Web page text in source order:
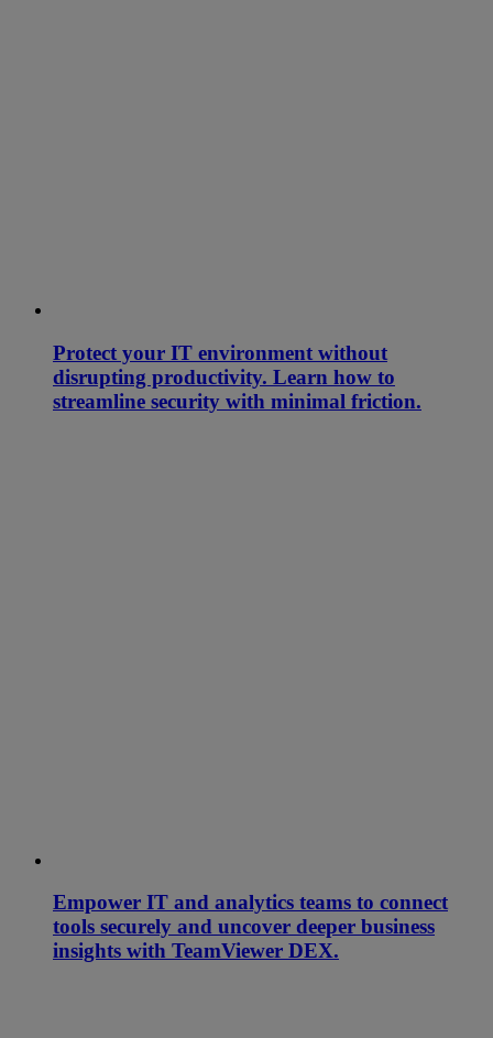
Protect your IT environment without
disrupting productivity. Learn how to
streamline security with minimal friction.
Empower IT and analytics teams to connect
tools securely and uncover deeper business
insights with TeamViewer DEX.